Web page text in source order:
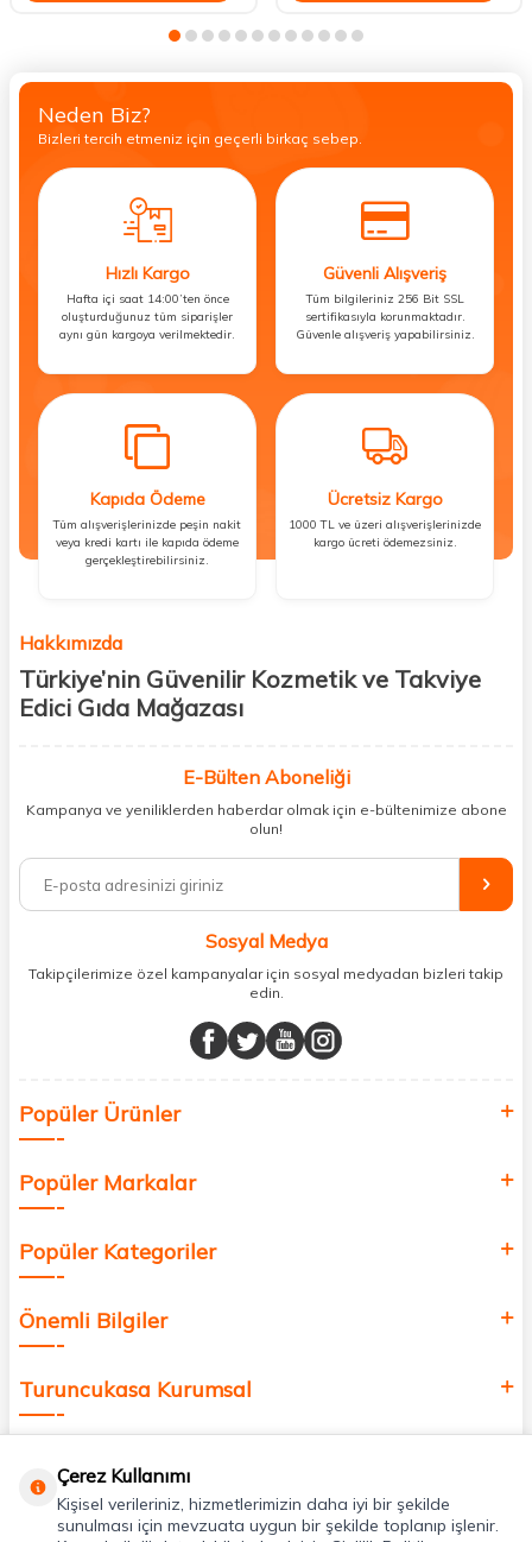
Neden Biz?
Bizleri tercih etmeniz için geçerli birkaç sebep.
Hızlı Kargo
Hafta içi saat 14:00’ten önce
oluşturduğunuz tüm siparişler
aynı gün kargoya verilmektedir.
Güvenli Alışveriş
Tüm bilgileriniz 256 Bit SSL
sertifikasıyla korunmaktadır.
Güvenle alışveriş yapabilirsiniz.
Kapıda Ödeme
Tüm alışverişlerinizde peşin nakit
veya kredi kartı ile kapıda ödeme
gerçekleştirebilirsiniz.
Ücretsiz Kargo
1000 TL ve üzeri alışverişlerinizde
kargo ücreti ödemezsiniz.
Hakkımızda
Türkiye’nin Güvenilir Kozmetik ve Takviye
Edici Gıda Mağazası
kişisel bakım hem de takviye edici gıda ürünlerini sizlerle
buluşturuyoruz. Artık mağaza mağaza dolaşmanıza gerek yok;
ihtiyacınız olan her şeyi tek bir çatı altında topluyor ve kapınıza kadar
%100 orijinal kozmetik ve sağlık ürünleriyle güzelliğinizi tamamlayabilir,
vücudunuzu desteklemek için güvenilir takviye edici gıdalara
minerallere kadar binlerce ürünü uygun fiyat ve hızlı kargo avantajıyla
sunuyoruz.
buluşturuyor ve online alışveriş deneyiminizi en iyi hale getiriyoruz.
Sağlık, güzellik ve iyi yaşam için aradığınız her şey burada!
değer katmak için bize katılın!
E-Bülten Aboneliği
Kampanya ve yeniliklerden haberdar olmak için e-bültenimize abone
olun!
Sosyal Medya
Takipçilerimize özel kampanyalar için sosyal medyadan bizleri takip
edin.
Popüler Ürünler
Popüler Markalar
Popüler Kategoriler
Önemli Bilgiler
Turuncukasa Kurumsal
Uygulamalarımız
Çerez Kullanımı
Kişisel verileriniz, hizmetlerimizin daha iyi bir şekilde
sunulması için mevzuata uygun bir şekilde toplanıp işlenir.